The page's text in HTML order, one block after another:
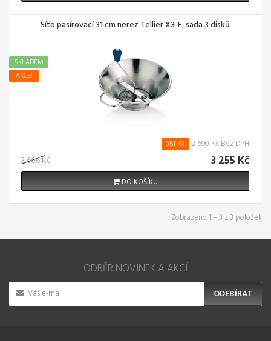
Síto pasírovací 31 cm nerez Tellier X3-F, sada 3 disků
AKCE!
SKLADEM
3 606 Kč
-351 Kč 2 690 Kč Bez DPH
3 255 Kč
DO KOŠÍKU
Zobrazeno 1 – 3 z 3 položek
ODBĚR NOVINEK A AKCÍ
ODEBÍRAT